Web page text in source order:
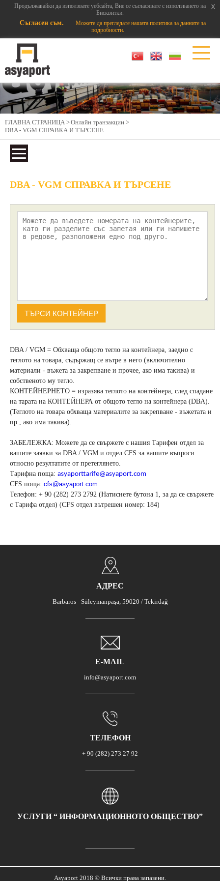
Продължавайки да използвате уебсайта, Вие се съгласявате с използването на
Бисквитки.
Съгласен съм.
Можете да прегледате нашата политика за данните за
подробности.
x
ГЛАВНА СТРАНИЦА >Онлайн транзакции >
DBA - VGM СПРАВКА И ТЪРСЕНЕ
DBA - VGM СПРАВКА И ТЪРСЕНЕ
ТЪРСИ КОНТЕЙНЕР
DBA / VGM = Обхваща общото тегло на контейнера, заедно с
теглото на товара, съдържащ се вътре в него (включително
материали - въжета за закрепване и прочее, ако има такива) и
собственото му тегло.
КОНТЕЙНЕРНЕТО = изразява теглото на контейнера, след спадане
на тарата на КОНТЕЙНЕРА от общото тегло на контейнера (DBA).
(Теглото на товара обхваща материалите за закрепване - въжетата и
пр., ако има такива).
ЗАБЕЛЕЖКА: Можете да се свържете с нашия Тарифен отдел за
вашите заявки за DBA / VGM и отдел CFS за вашите въпроси
относно резултатите от претеглянето.
Тарифна поща: asyaporttarife@asyaport.com
CFS поща: cfs@asyaport.com
Телефон: + 90 (282) 273 2792 (Натиснете бутона 1, за да се свържете
с Тарифа отдел) (CFS отдел вътрешен номер: 184)
АДРЕС
Barbaros - Süleymanpaşa, 59020 / Tekirdağ
E-MAIL
info@asyaport.com
ТЕЛЕФОН
+ 90 (282) 273 27 92
УСЛУГИ “ ИНФОРМАЦИОННОТО ОБЩЕСТВО”
Asyaport 2018 © Всички права запазени.
x